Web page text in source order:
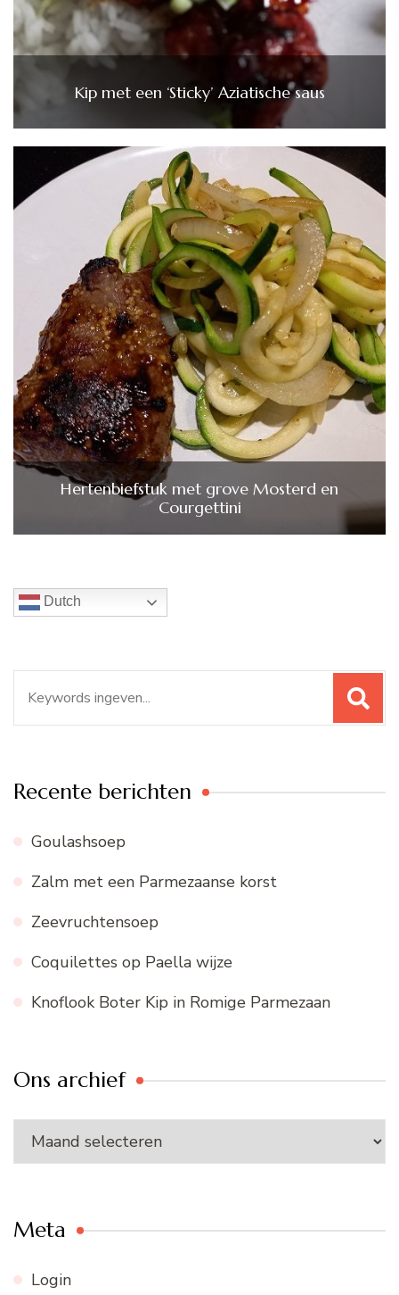
Kip met een ‘Sticky’ Aziatische saus
Hertenbiefstuk met grove Mosterd en
Courgettini
Dutch
naar:
Recente berichten
Goulashsoep
Zalm met een Parmezaanse korst
Zeevruchtensoep
Coquilettes op Paella wijze
Knoflook Boter Kip in Romige Parmezaan
Ons archief
Ons
archief
Meta
Login